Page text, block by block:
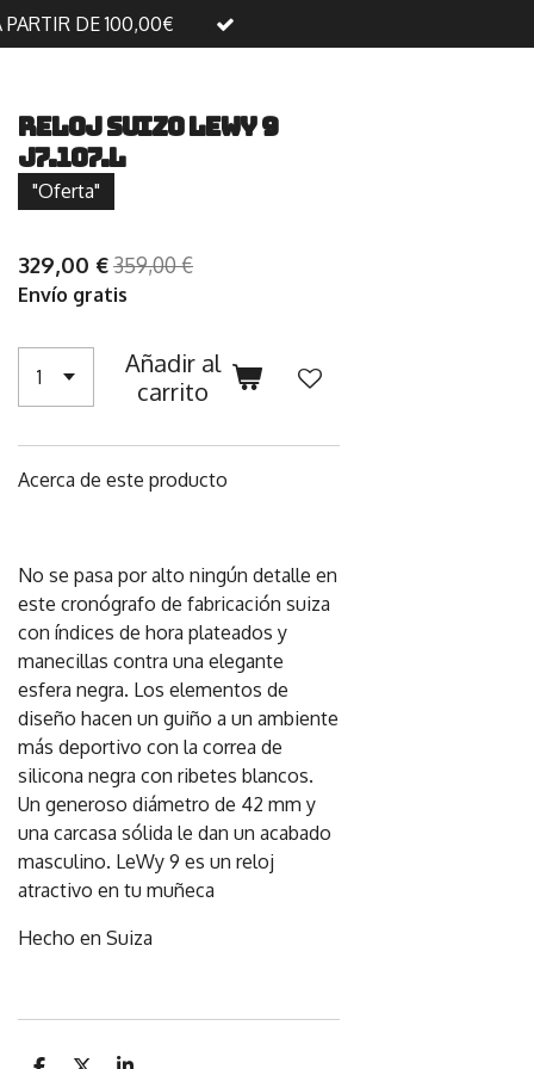
DE 100,00€
Reloj suizo LeWy 9
J7.107.L
"Oferta"
329,00 €359,00 €
Envío gratis
Añadir al
carrito
Acerca de este producto
No se pasa por alto ningún detalle en
este cronógrafo de fabricación suiza
con índices de hora plateados y
manecillas contra una elegante
esfera negra. Los elementos de
diseño hacen un guiño a un ambiente
más deportivo con la correa de
silicona negra con ribetes blancos.
Un generoso diámetro de 42 mm y
una carcasa sólida le dan un acabado
masculino. LeWy 9 es un reloj
atractivo en tu muñeca
Hecho en Suiza